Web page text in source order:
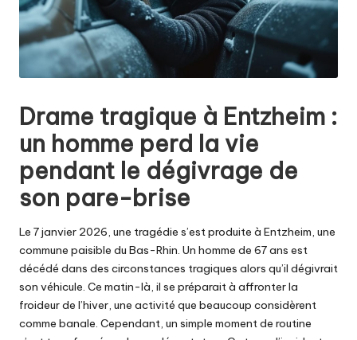
Drame tragique à Entzheim :
un homme perd la vie
pendant le dégivrage de
son pare-brise
Le 7 janvier 2026, une tragédie s’est produite à Entzheim, une
commune paisible du Bas-Rhin. Un homme de 67 ans est
décédé dans des circonstances tragiques alors qu’il dégivrait
son véhicule. Ce matin-là, il se préparait à affronter la
froideur de l’hiver, une activité que beaucoup considèrent
comme banale. Cependant, un simple moment de routine